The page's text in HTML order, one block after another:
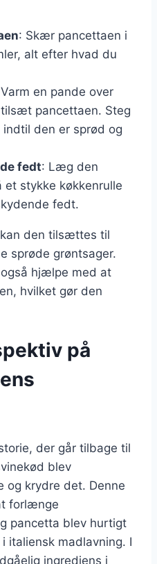
: Skær pancettaen i
alt efter hvad du
en pande over
pancettaen. Steg
den er sprød og
fedt: Læg den
et stykke køkkenrulle
fedt.
den tilsættes til
sprøde grøntsager.
hjælpe med at
hvilket gør den
på
der går tilbage til
blev
og krydre det. Denne
forlænge
pancetta blev hurtigt
italiensk madlavning. I
ingrediens i